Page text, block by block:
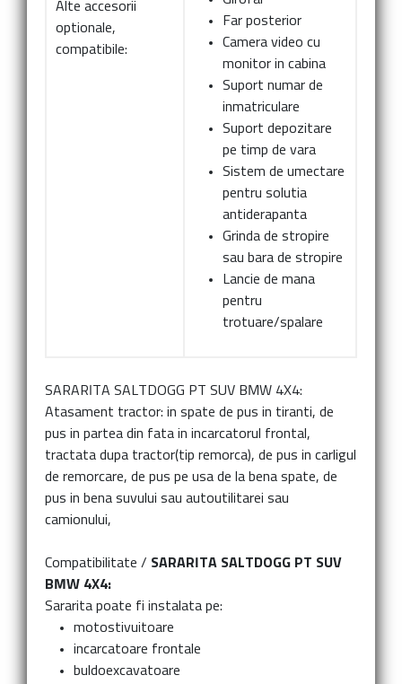
Alte accesorii
optionale,
compatibile:
Far posterior
Camera video cu
monitor in cabina
Suport numar de
inmatriculare
Suport depozitare
pe timp de vara
Sistem de umectare
pentru solutia
antiderapanta
Grinda de stropire
sau bara de stropire
Lancie de mana
pentru
trotuare/spalare
SARARITA SALTDOGG PT SUV BMW 4X4:
Atasament tractor: in spate de pus in tiranti, de
pus in partea din fata in incarcatorul frontal,
tractata dupa tractor(tip remorca), de pus in carligul
de remorcare, de pus pe usa de la bena spate, de
pus in bena suvului sau autoutilitarei sau
camionului,
Compatibilitate / SARARITA SALTDOGG PT SUV
BMW 4X4:
Sararita poate fi instalata pe:
motostivuitoare
incarcatoare frontale
buldoexcavatoare